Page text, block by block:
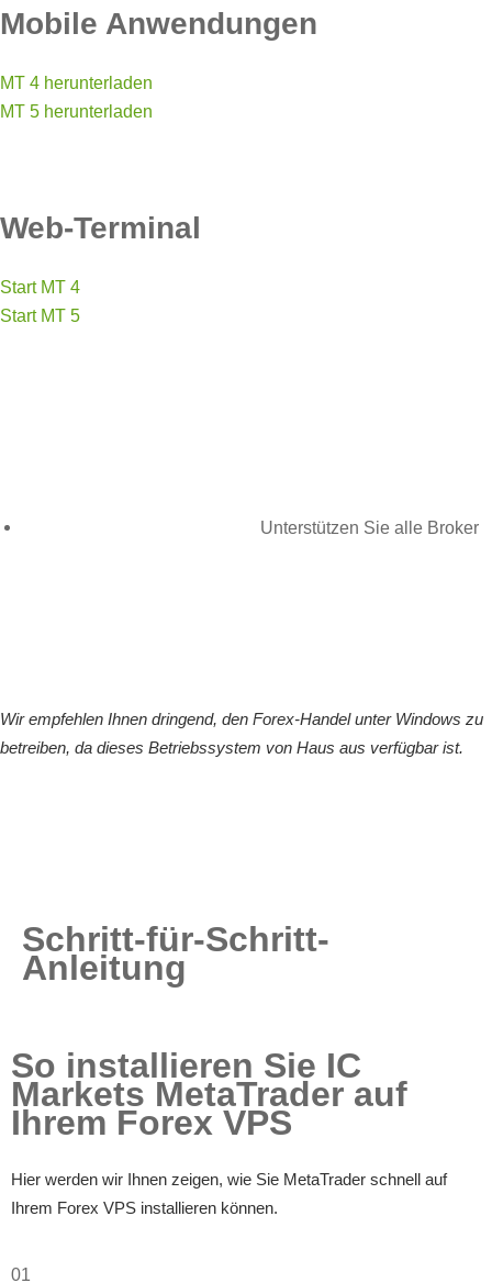
Mobile Anwendungen
MT 4 herunterladen
MT 5 herunterladen
Web-Terminal
Start MT 4
Start MT 5
Unterstützen Sie alle Broker
Wir empfehlen Ihnen dringend, den Forex-Handel unter Windows zu
betreiben, da dieses Betriebssystem von Haus aus verfügbar ist.
Schritt-für-Schritt-
Anleitung
So installieren Sie IC
Markets MetaTrader auf
Ihrem Forex VPS
Hier werden wir Ihnen zeigen, wie Sie MetaTrader schnell auf
Ihrem Forex VPS installieren können.
01